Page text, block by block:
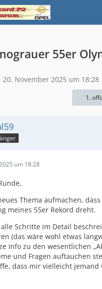
55er
20. November 2025 um 18:28
1.
um 18:28
Thema aufmachen,
meines 55er Rekord dreht.
Schritte im Detail
(das wäre wohl etwas
Info zu den wesentlichen
und Fragen auftauchen
dass mir vielleicht jemand